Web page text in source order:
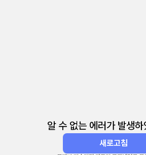
알 수 없는 에러가 발생
새로고침